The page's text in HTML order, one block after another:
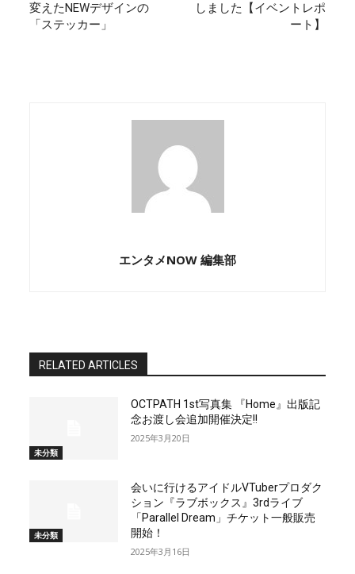
変えたNEWデザインの
「ステッカー」
しました【イベントレポ
ート】
エンタメNOW 編集部
RELATED ARTICLES
未分類
OCTPATH 1st写真集 『Home』出版記
念お渡し会追加開催決定!!
2025年3月20日
未分類
会いに行けるアイドルVTuberプロダク
ション『ラブボックス』3rdライブ
「Parallel Dream」チケット一般販売
開始！
2025年3月16日